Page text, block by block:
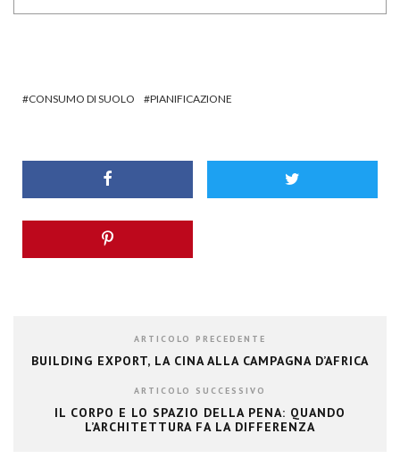
CONSUMO DI SUOLO PIANIFICAZIONE
ARTICOLO PRECEDENTE
BUILDING EXPORT, LA CINA ALLA CAMPAGNA D’AFRICA
ARTICOLO SUCCESSIVO
IL CORPO E LO SPAZIO DELLA PENA: QUANDO
L’ARCHITETTURA FA LA DIFFERENZA